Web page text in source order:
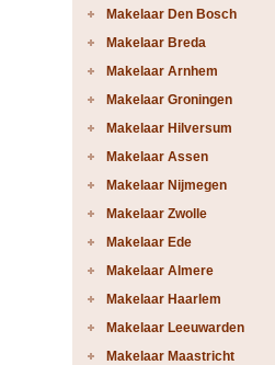
Makelaar Den Bosch
Makelaar Breda
Makelaar Arnhem
Makelaar Groningen
Makelaar Hilversum
Makelaar Assen
Makelaar Nijmegen
Makelaar Zwolle
Makelaar Ede
Makelaar Almere
Makelaar Haarlem
Makelaar Leeuwarden
Makelaar Maastricht